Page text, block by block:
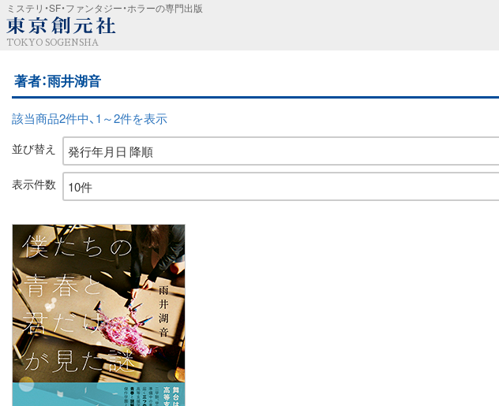
ミステリ・SF・ファンタジー・ホラーの専門出版
TOKYO SOGENSHA
著者：雨井湖音
該当商品2件中、1～2件を表示
並び替え
表示件数